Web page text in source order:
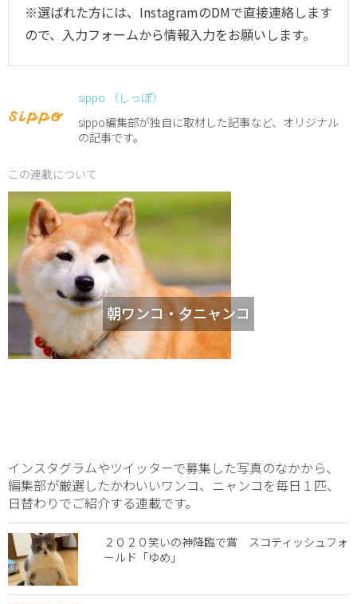
※選ばれた方には、InstagramのDMで直接連絡します
ので、入力フォームから情報入力をお願いします。
sippo （しっぽ）
sippo編集部が独自に取材した記事など、オリジナル
の記事です。
この連載について
朝ワンコ・夕ニャンコ
インスタグラムやツイッターで募集した写真のなかから、
編集部が厳選したかわいいワンコ、ニャンコを毎日１匹、
日替わりでご紹介する連載です。
２０２０笑いの神降臨で賞 スコティッシュフォ
ールド「ゆめ」